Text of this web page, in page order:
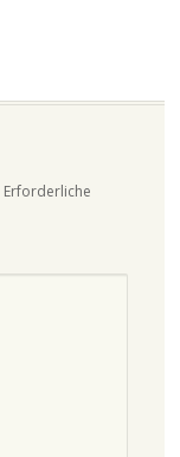
Erforderliche